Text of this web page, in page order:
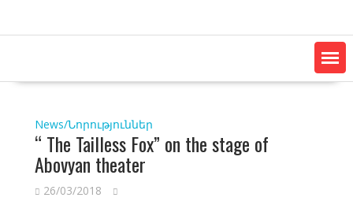
News/Նորություններ
“ The Tailless Fox” on the stage of
Abovyan theater
26/03/2018